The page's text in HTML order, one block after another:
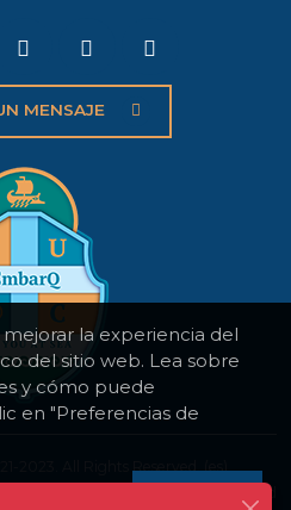
MENSAJE
and the Google
and
la experiencia del
del sitio web. Lea sobre
y cómo puede
en "Preferencias de